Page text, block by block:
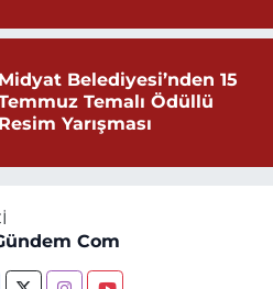
Midyat Belediyesi’nden 15
Temalı Ödüllü
Resim Yarışması
Com